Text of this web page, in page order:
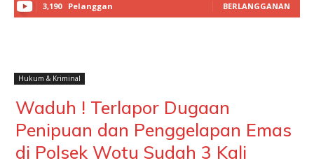
3,190 Pelanggan BERLANGGANAN